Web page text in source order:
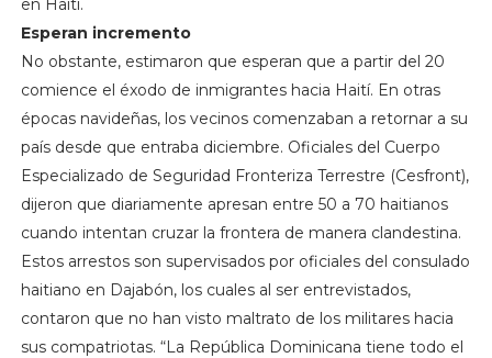
Esperan incremento
No obstante, estimaron que esperan que a partir del 20
comience el éxodo de inmigrantes hacia Haití. En otras
épocas navideñas, los vecinos comenzaban a retornar a su
país desde que entraba diciembre. Oficiales del Cuerpo
Especializado de Seguridad Fronteriza Terrestre (Cesfront),
dijeron que diariamente apresan entre 50 a 70 haitianos
cuando intentan cruzar la frontera de manera clandestina.
Estos arrestos son supervisados por oficiales del consulado
haitiano en Dajabón, los cuales al ser entrevistados,
contaron que no han visto maltrato de los militares hacia
sus compatriotas. “La República Dominicana tiene todo el